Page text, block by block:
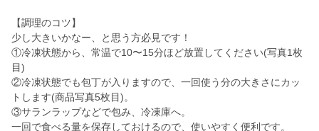
【調理のコツ】
少し大きいかなー、と思う方必見です！
①冷凍状態から、常温で10〜15分ほど放置してください(写真1枚
目)
②冷凍状態でも包丁が入りますので、一回使う分の大きさにカッ
トします(商品写真5枚目)。
③サランラップなどで包み、冷凍庫へ。
一回で食べる量を保存しておけるので、使いやすく便利です。